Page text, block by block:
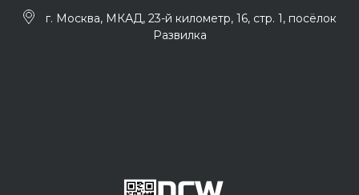
г. Москва, МКАД, 23-й километр, 16, стр. 1, посёлок
Развилка